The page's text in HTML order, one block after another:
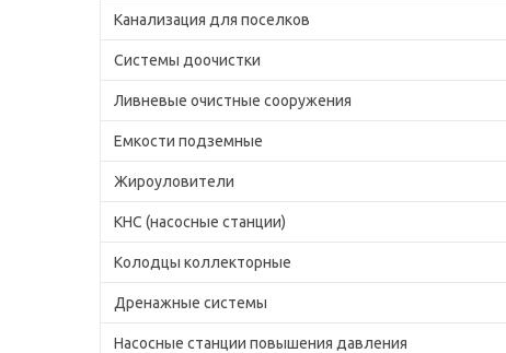
Канализация для поселков
Системы доочистки
Ливневые очистные сооружения
Емкости подземные
Жироуловители
КНС (насосные станции)
Колодцы коллекторные
Дренажные системы
Насосные станции повышения давления